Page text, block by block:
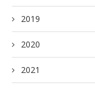
2019
2020
2021